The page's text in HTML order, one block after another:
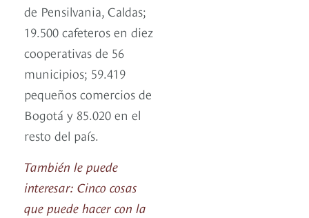
de Pensilvania, Caldas;
19.500 cafeteros en diez
cooperativas de 56
municipios; 59.419
pequeños comercios de
Bogotá y 85.020 en el
resto del país.
También le puede
interesar: Cinco cosas
que puede hacer con la